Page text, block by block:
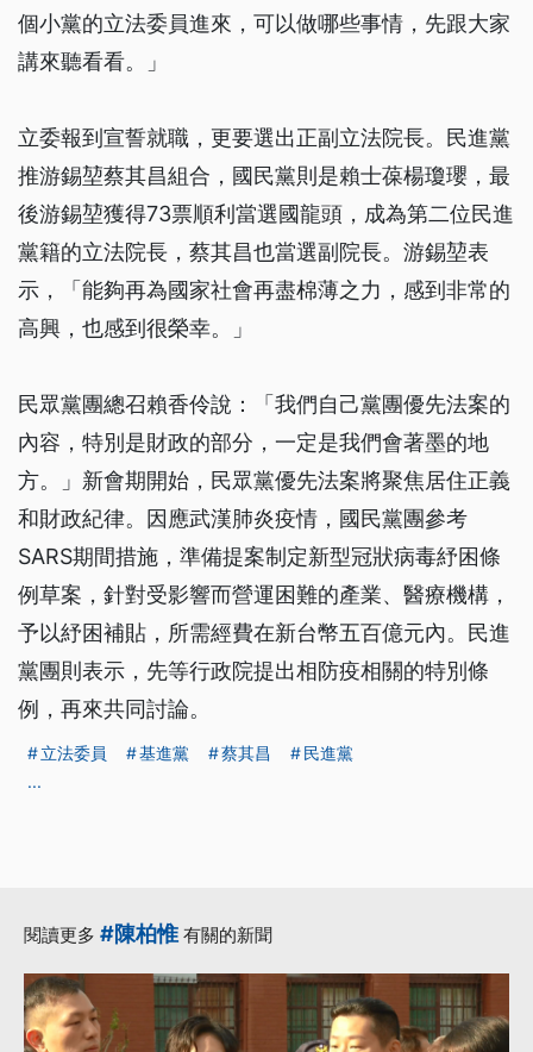
個小黨的立法委員進來，可以做哪些事情，先跟大家
講來聽看看。」
立委報到宣誓就職，更要選出正副立法院長。民進黨
推游錫堃蔡其昌組合，國民黨則是賴士葆楊瓊瓔，最
後游錫堃獲得73票順利當選國龍頭，成為第二位民進
黨籍的立法院長，蔡其昌也當選副院長。游錫堃表
示，「能夠再為國家社會再盡棉薄之力，感到非常的
高興，也感到很榮幸。」
民眾黨團總召賴香伶說：「我們自己黨團優先法案的
內容，特別是財政的部分，一定是我們會著墨的地
方。」新會期開始，民眾黨優先法案將聚焦居住正義
和財政紀律。因應武漢肺炎疫情，國民黨團參考
SARS期間措施，準備提案制定新型冠狀病毒紓困條
例草案，針對受影響而營運困難的產業、醫療機構，
予以紓困補貼，所需經費在新台幣五百億元內。民進
黨團則表示，先等行政院提出相防疫相關的特別條
例，再來共同討論。
立法委員 基進黨 蔡其昌
民進黨
...
閱讀更多 #陳柏惟有關的新聞